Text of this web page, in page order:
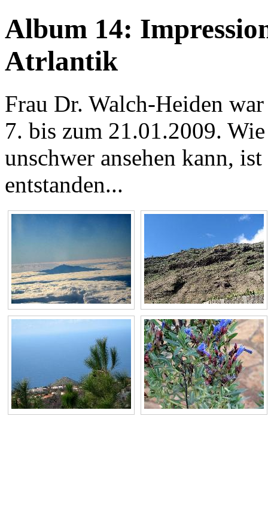
Album 14:
Atrlantik
Frau Dr. Walch-Heiden
7. bis zum 21.01.2009.
unschwer ansehen kann,
entstanden...